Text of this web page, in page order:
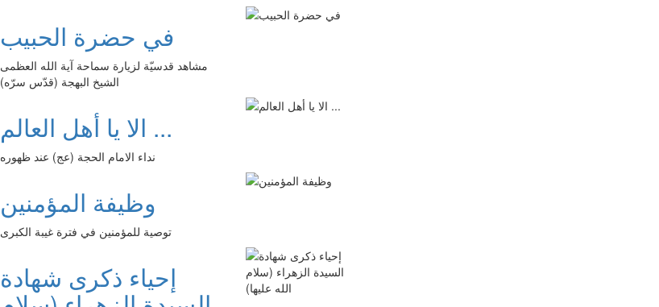
في حضرة الحبيب
مشاهد قدسيّة لزيارة سماحة آية الله العظمى
الشيخ البهجة (قدّس سرّه)
الا يا أهل العالم ...
نداء الامام الحجة (عج) عند ظهوره
وظيفة المؤمنين
توصية للمؤمنين في فترة غيبة الكبرى
إحياء ذكرى شهادة